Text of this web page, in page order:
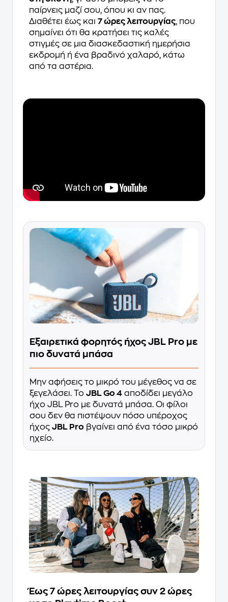
παίρνεις μαζί σου, όπου κι αν πας.
Διαθέτει έως και 7 ώρες λειτουργίας, που
σημαίνει ότι θα κρατήσει τις καλές
στιγμές σε μια διασκεδαστική ημερήσια
εκδρομή ή ένα βραδινό χαλαρό, κάτω
από τα αστέρια.
Εξαιρετικά φορητός ήχος JBL Pro με
πιο δυνατά μπάσα
Μην αφήσεις το μικρό του μέγεθος να σε
ξεγελάσει. Το JBL Go 4 αποδίδει μεγάλο
ήχο JBL Pro με δυνατά μπάσα. Οι φίλοι
σου δεν θα πιστέψουν πόσο υπέροχος
ήχος JBL Pro βγαίνει από ένα τόσο μικρό
ηχείο.
Έως 7 ώρες λειτουργίας συν 2 ώρες